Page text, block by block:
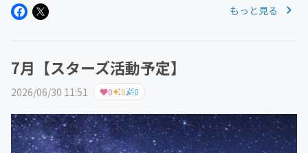
の撮り方」☆「流星群はいつ撮ればいいの？」「どうやっ
もっと見る
7月【スターズ活動予定】
2026/06/30 11:51 0 0 0